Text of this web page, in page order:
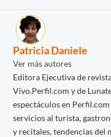
Patricia Daniele
Ver más autores
Editora Ejecutiva de
Vivo.Perfil.com y de
espectáculos en
servicios al turista,
y recitales, tendencias del